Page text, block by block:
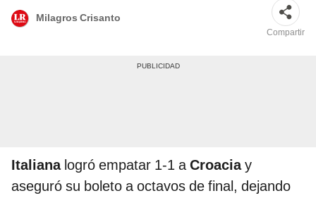
Milagros Crisanto
Compartir
Italianalogró empatar 1-1 aCroaciay
aseguró su boleto a octavos de final, dejando